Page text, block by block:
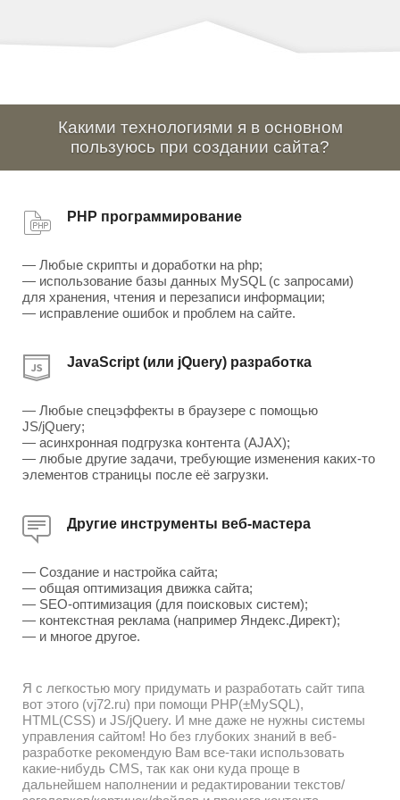
Какими технологиями я в основном
— Любые скрипты и доработки на php;
— использование базы данных MySQL (с запросами)
для хранения, чтения и перезаписи информации;
— Любые спецэффекты в браузере с помощью
JS/jQuery;
— асинхронная подгрузка контента (AJAX);
— любые другие задачи, требующие изменения каких-то
— Создание и настройка сайта;
— общая оптимизация движка сайта;
— SEO-оптимизация (для поисковых систем);
— контекстная реклама (например Яндекс.Директ);
Я с легкостью могу придумать и разработать сайт типа
вот этого (vj72.ru) при помощи PHP(±MySQL),
HTML(CSS) и JS/jQuery. И мне даже не нужны системы
управления сайтом! Но без глубоких знаний в веб-
разработке рекомендую Вам все-таки использовать
какие-нибудь CMS, так как они куда проще в